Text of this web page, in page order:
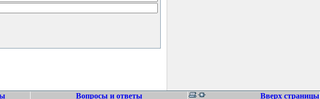
Вопросы и ответы Вверх страницы